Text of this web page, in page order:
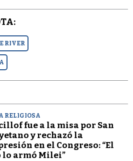
RIVER
RELIGIOSA
fue a la misa por San
y rechazó la
en el Congreso: “El
lo armó Milei”